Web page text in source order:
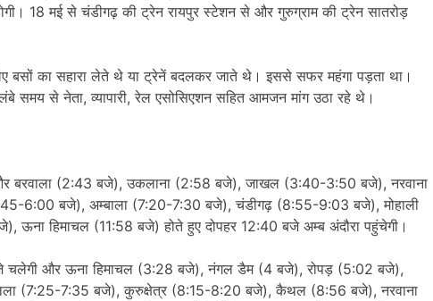
18 मई से चंडीगढ़ की ट्रेन रायपुर स्टेशन से और गुरुग्राम की ट्रेन सातरोड़
बसों का सहारा लेते थे या ट्रेनें बदलकर जाते थे। इससे सफर महंगा पड़ता था।
समय से नेता, व्यापारी, रेल एसोसिएशन सहित आमजन मांग उठा रहे थे।
और बरवाला (2:43 बजे), उकलाना (2:58 बजे), जाखल (3:40-3:50 बजे), नरवाना
6:00 बजे), अम्बाला (7:20-7:30 बजे), चंडीगढ़ (8:55-9:03 बजे), मोहाली
हिमाचल (11:58 बजे) होते हुए दोपहर 12:40 बजे अम्ब अंदौरा पहुंचेगी।
चलेगी और ऊना हिमाचल (3:28 बजे), नंगल डैम (4 बजे), रोपड़ (5:02 बजे),
(7:25-7:35 बजे), कुरुक्षेत्र (8:15-8:20 बजे), कैथल (8:56 बजे), नरवाना